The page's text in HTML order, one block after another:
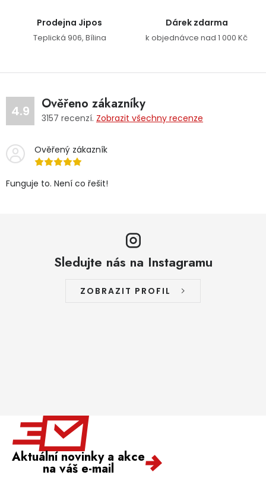
Jaký je aktuální stav mé objednávky?
Doprava a platba Váš zákaznický účet
Prodejna Jipos
Teplická 906, Bílina
Dárek zdarma
k objednávce nad 1 000 Kč
4.9 Ověřeno zákazníky
3157 recenzí. Zobrazit všechny recenze
Ověřený zákazník
Funguje to. Není co řešit!
Sledujte nás na Instagramu
ZOBRAZIT PROFIL
Aktuální novinky a akce
na váš e-mail